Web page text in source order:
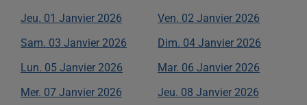
Jeu. 01 Janvier 2026 Ven. 02 Janvier 2026
Sam. 03 Janvier 2026 Dim. 04 Janvier 2026
Lun. 05 Janvier 2026 Mar. 06 Janvier 2026
Mer. 07 Janvier 2026 Jeu. 08 Janvier 2026